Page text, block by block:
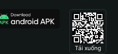
Tải xuống